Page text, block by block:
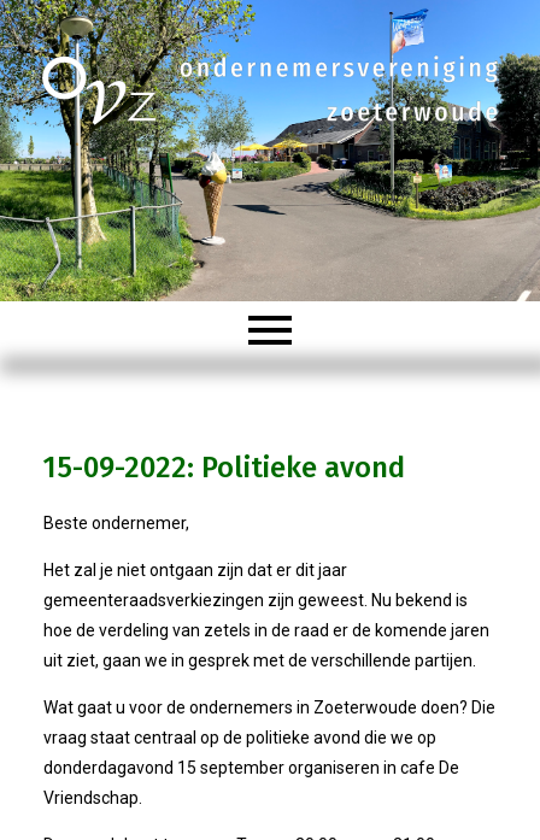
Organisatie
Statuten
Nieuws
IJshal De Vliet Nodigt Ons Uit!
Verkiezingsdebat!
15-09-2022: Politieke avond
Beste ondernemer,
Het zal je niet ontgaan zijn dat er dit jaar
gemeenteraadsverkiezingen zijn geweest. Nu bekend is
hoe de verdeling van zetels in de raad er de komende jaren
uit ziet, gaan we in gesprek met de verschillende partijen.
Wat gaat u voor de ondernemers in Zoeterwoude doen? Die
vraag staat centraal op de politieke avond die we op
donderdagavond 15 september organiseren in cafe De
Vriendschap.